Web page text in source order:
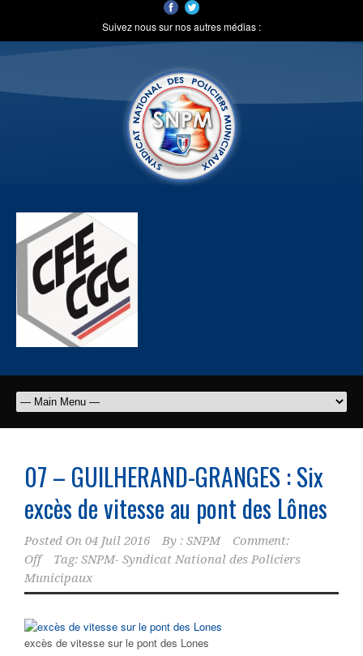
Suivez nous sur nos autres médias :
07 – GUILHERAND-GRANGES : Six
excès de vitesse au pont des Lônes
Posted On 04 Juil 2016 By : SNPM
Comment:
Off
Tag: SNPM- Syndicat National des Policiers
Municipaux
excès de vitesse sur le pont des Lones